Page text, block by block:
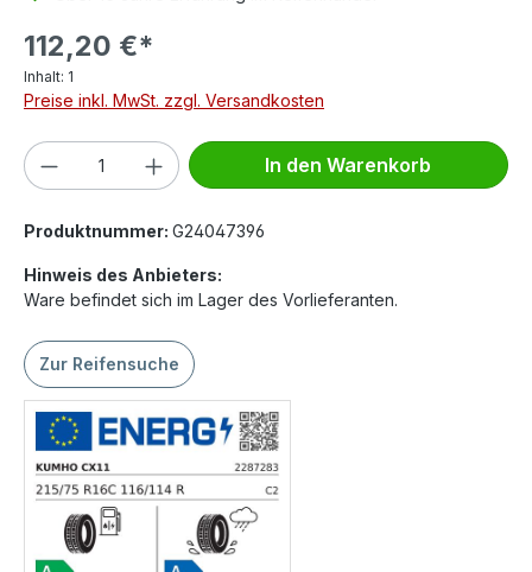
112,20 €*
Inhalt: 1
Preise inkl. MwSt. zzgl. Versandkosten
Produkt Anzahl: Gib den gewünschten
In den Warenkorb
Produktnummer: G24047396
Hinweis des Anbieters:
Ware befindet sich im Lager des Vorlieferanten.
Zur Reifensuche